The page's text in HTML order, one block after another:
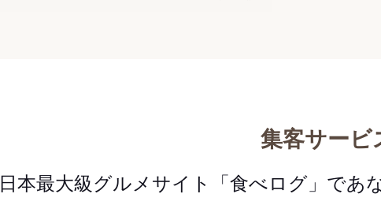
集客サービ
日本最大級グルメサイト「食べログ」であ